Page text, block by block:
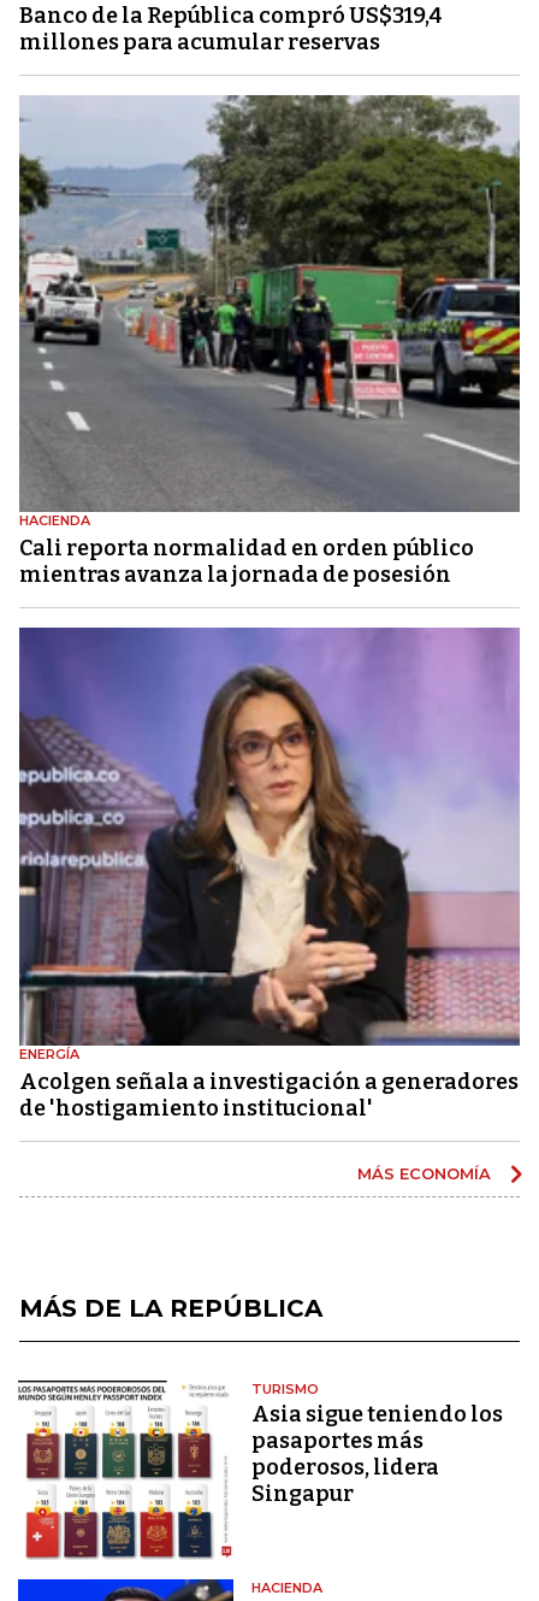
Banco de la República compró US$319,4
millones para acumular reservas
HACIENDA
Cali reporta normalidad en orden público
mientras avanza la jornada de posesión
ENERGÍA
Acolgen señala a investigación a generadores
de 'hostigamiento institucional'
MÁS ECONOMÍA
MÁS DE LA REPÚBLICA
TURISMO
Asia sigue teniendo los
pasaportes más
poderosos, lidera
Singapur
HACIENDA